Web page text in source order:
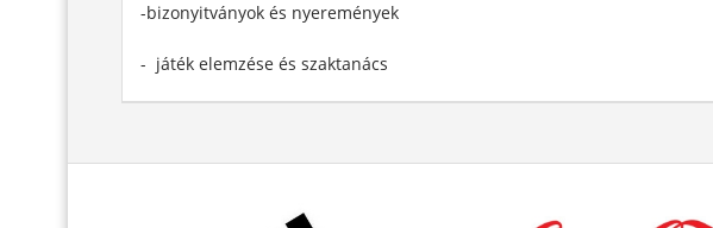
-bizonyitványok és nyeremények
- játék elemzése és szaktanács